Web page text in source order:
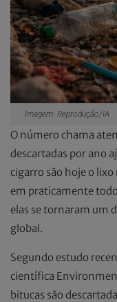
Imagem: Reprodução/IA
O número chama
descartadas por ano
cigarro são hoje o
em praticamente
elas se tornaram um
global.
Segundo estudo
científica
bitucas são